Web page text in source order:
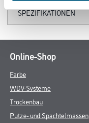
SPEZIFIKATIONEN
Online-Shop
Farbe
WDV-Systeme
Trockenbau
Putze- und Spachtelmassen